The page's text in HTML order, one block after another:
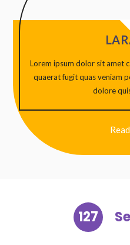
Lorem ipsum dolor sit amet
quaerat fugit quas veniam
dolore
127